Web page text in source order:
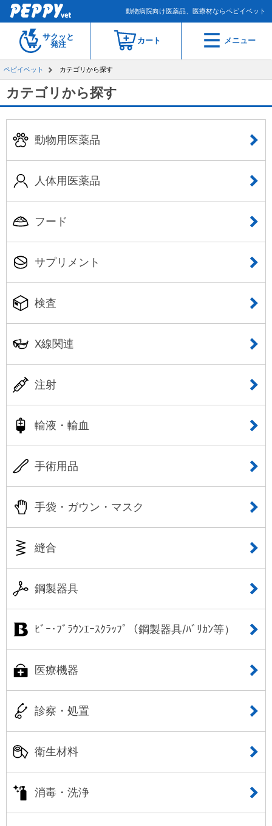
動物病院向け医薬品、医療材ならペピイベット
サクッと
発注
カート メニュー
ペピイベット カテゴリから探す
カテゴリから探す
動物用医薬品
人体用医薬品
フード
サプリメント
検査
X線関連
注射
輸液・輸血
手術用品
手袋・ガウン・マスク
縫合
鋼製器具
ﾋﾞｰ･ﾌﾞﾗｳﾝｴｰｽｸﾗｯﾌﾟ（鋼製器具/ﾊﾞﾘｶﾝ等）
医療機器
診察・処置
衛生材料
消毒・洗浄